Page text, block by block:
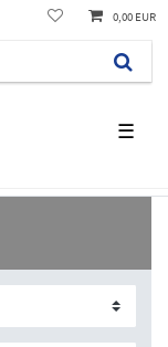
☰
0,00 EUR